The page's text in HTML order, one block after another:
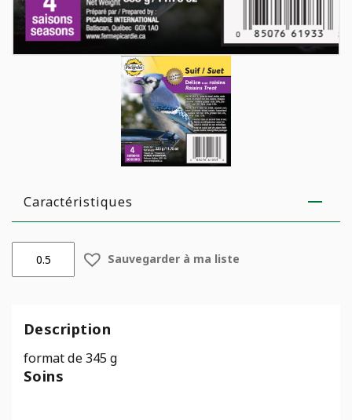
Caractéristiques
Suif
raisins
saisons)
Sauvegarder à ma liste
Description
format de 345 g
Soins